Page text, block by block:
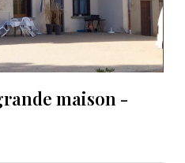
maison -